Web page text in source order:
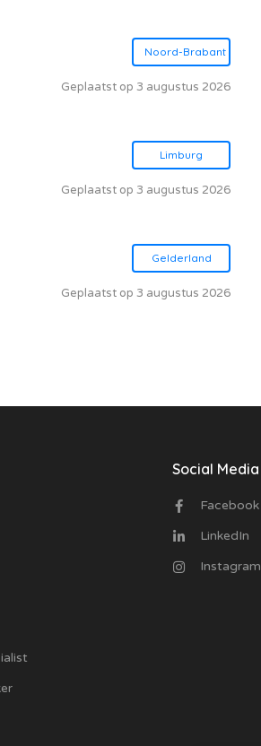
Noord-Brabant
Geplaatst op 3 augustus 2026
Limburg
Geplaatst op 3 augustus 2026
Gelderland
Geplaatst op 3 augustus 2026
Social Media
Facebook
LinkedIn
Instagram